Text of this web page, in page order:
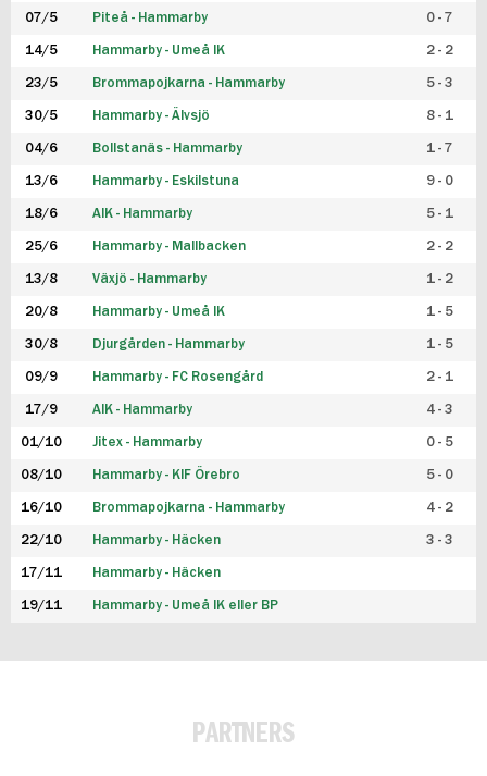
07/5 Piteå - Hammarby 0 - 7
14/5 Hammarby - Umeå IK 2 - 2
23/5 Brommapojkarna - Hammarby 5 - 3
30/5 Hammarby - Älvsjö 8 - 1
04/6 Bollstanäs - Hammarby 1 - 7
13/6 Hammarby - Eskilstuna 9 - 0
18/6 AIK - Hammarby 5 - 1
25/6 Hammarby - Mallbacken 2 - 2
13/8 Växjö - Hammarby 1 - 2
20/8 Hammarby - Umeå IK 1 - 5
30/8 Djurgården - Hammarby 1 - 5
09/9 Hammarby - FC Rosengård 2 - 1
17/9 AIK - Hammarby 4 - 3
01/10 Jitex - Hammarby 0 - 5
08/10 Hammarby - KIF Örebro 5 - 0
16/10 Brommapojkarna - Hammarby 4 - 2
22/10 Hammarby - Häcken 3 - 3
17/11 Hammarby - Häcken
19/11 Hammarby - Umeå IK eller BP
PARTNERS